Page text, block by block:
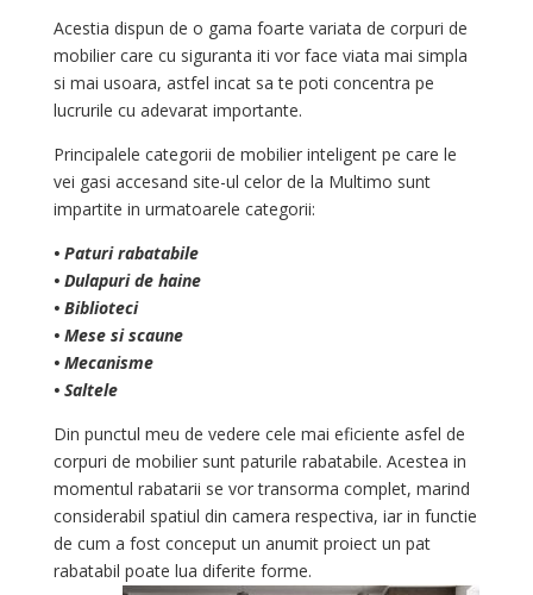
Acestia dispun de o gama foarte variata de corpuri de
mobilier care cu siguranta iti vor face viata mai simpla
si mai usoara, astfel incat sa te poti concentra pe
lucrurile cu adevarat importante.
Principalele categorii de mobilier inteligent pe care le
vei gasi accesand site-ul celor de la Multimo sunt
impartite in urmatoarele categorii:
• Paturi rabatabile
• Dulapuri de haine
• Biblioteci
• Mese si scaune
• Mecanisme
• Saltele
Din punctul meu de vedere cele mai eficiente asfel de
corpuri de mobilier sunt paturile rabatabile. Acestea in
momentul rabatarii se vor transorma complet, marind
considerabil spatiul din camera respectiva, iar in functie
de cum a fost conceput un anumit proiect un pat
rabatabil poate lua diferite forme.